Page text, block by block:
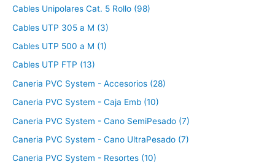
Cables Unipolares Cat. 5 Rollo (98)
Cables UTP 305 a M (3)
Cables UTP 500 a M (1)
Cables UTP FTP (13)
Caneria PVC System - Accesorios (28)
Caneria PVC System - Caja Emb (10)
Caneria PVC System - Cano SemiPesado (7)
Caneria PVC System - Cano UltraPesado (7)
Caneria PVC System - Resortes (10)